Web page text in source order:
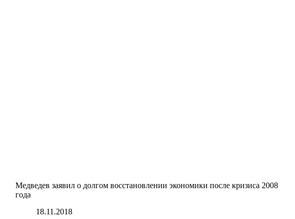
Медведев заявил о долгом восстановлении экономики после кризиса 2008
года
18.11.2018